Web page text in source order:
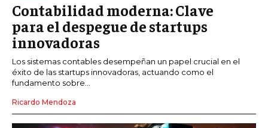
Contabilidad moderna: Clave
para el despegue de startups
innovadoras
Los sistemas contables desempeñan un papel crucial en el
éxito de las startups innovadoras, actuando como el
fundamento sobre...
Ricardo Mendoza